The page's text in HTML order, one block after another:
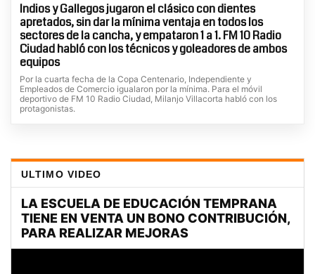
Indios y Gallegos jugaron el clásico con dientes
apretados, sin dar la mínima ventaja en todos los
sectores de la cancha, y empataron 1 a 1. FM 10 Radio
Ciudad habló con los técnicos y goleadores de ambos
equipos
Por la cuarta fecha de la Copa Centenario, Independiente y
Empleados de Comercio igualaron por la mínima. Para el móvil
deportivo de FM 10 Radio Ciudad, Milanjo Villacorta habló con los
protagonistas.
ULTIMO VIDEO